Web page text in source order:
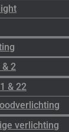
2
& 22
verlichting